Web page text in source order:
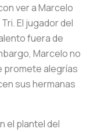
ver a Marcelo
El jugador del
fuera de
Marcelo no
promete alegrías
sus hermanas
el plantel del